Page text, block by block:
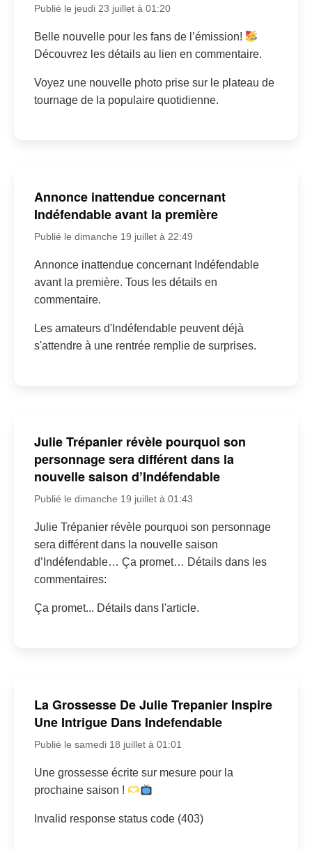
Publié le jeudi 23 juillet à 01:20
Belle nouvelle pour les fans de l’émission!
Découvrez les détails au lien en commentaire.
Voyez une nouvelle photo prise sur le plateau de
tournage de la populaire quotidienne.
Annonce inattendue concernant
Indéfendable avant la première
Publié le dimanche 19 juillet à 22:49
Annonce inattendue concernant Indéfendable
avant la première. Tous les détails en
commentaire.
Les amateurs d'Indéfendable peuvent déjà
s'attendre à une rentrée remplie de surprises.
Julie Trépanier révèle pourquoi son
personnage sera différent dans la
nouvelle saison d’Indéfendable
Publié le dimanche 19 juillet à 01:43
Julie Trépanier révèle pourquoi son personnage
sera différent dans la nouvelle saison
d’Indéfendable… Ça promet… Détails dans les
commentaires:
Ça promet... Détails dans l'article.
La Grossesse De Julie Trepanier Inspire
Une Intrigue Dans Indefendable
Publié le samedi 18 juillet à 01:01
Une grossesse écrite sur mesure pour la
prochaine saison !
Invalid response status code (403)